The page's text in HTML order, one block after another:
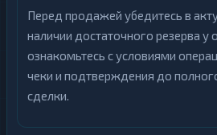
Перед продажей убедитесь в
наличии достаточного резерва у
ознакомьтесь с условиями
чеки и подтверждения до
сделки.